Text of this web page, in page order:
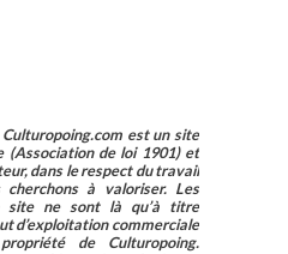
est un site
(Association de loi 1901) et
dans le respect du travail
à valoriser. Les
site ne sont là qu’à titre
d’exploitation commerciale
de Culturopoing.